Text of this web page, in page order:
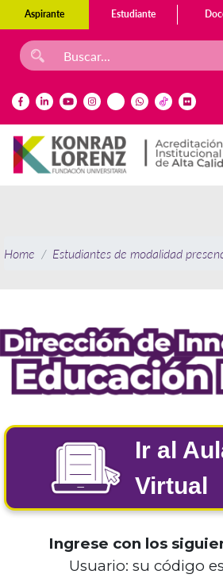
Aspirante Estudiante
Home Estudiantes de modalidad
Ir al
Virtual
Ingrese con los
Usuario: su código